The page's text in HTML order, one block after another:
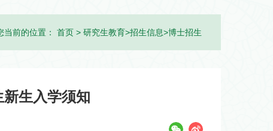
当前的位置： 首页 > 研究生教育>招生信息>博士招生
生入学须知